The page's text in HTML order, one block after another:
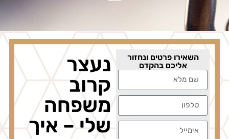
השאירו פרטים ונחזור
אליכם בהקדם
נעצר
קרוב
משפחה
שלי – איך